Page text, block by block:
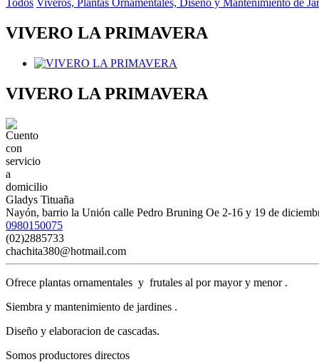
Todos Viveros, Plantas Ornamentales, Diseño y Mantenimiento de
VIVERO LA PRIMAVERA
VIVERO LA PRIMAVERA
Gladys Tituaña
Nayón, barrio la Unión calle Pedro Bruning Oe 2-16 y 19 de
0980150075
(02)2885733
chachita380@hotmail.com
Ofrece plantas ornamentales y frutales al por mayor y menor .
Siembra y mantenimiento de jardines .
Diseño y elaboracion de cascadas.
Somos productores directos